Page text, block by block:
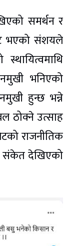
समर्थन र
भएको संशयले
भनिएको
हुन्छ भन्ने
ठोक्ने उत्साह
राजनीतिक
संकेत देखिएको